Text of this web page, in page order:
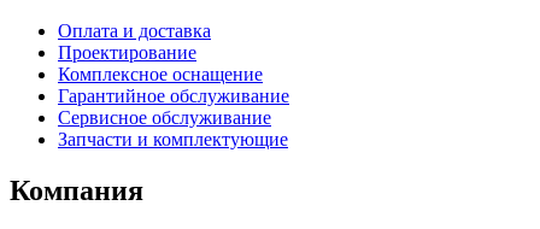
Оплата и доставка
Проектирование
Комплексное оснащение
Гарантийное обслуживание
Сервисное обслуживание
Запчасти и комплектующие
Компания